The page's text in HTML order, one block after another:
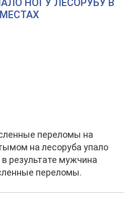
НОГУ ЛЕСОРУБУ В
переломы на
на лесоруба упало
результате мужчина
переломы.